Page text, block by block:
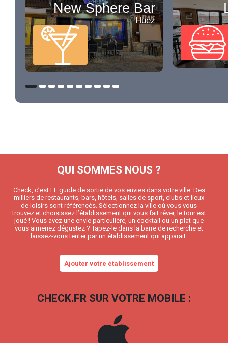
New Sphere Bar
Huez
QUI SOMMES NOUS ?
Check, c’est LE guide de sortie de vos envies dans votre ville. Des
milliers de restaurants, bars, hôtels, salles de sport, clubs et lieux
de loisirs sont référencés. Sélectionnez la ville où vous vous
trouvez et choisissez l’établissement qui vous fait rêver, le tour est
joué ! Vous avez une envie particulière, un cocktail ou un plat que
vous aimeriez dégustez ? Tapez-le dans la barre de recherche et
laissez-vous tenter par un établissement qui apparait.
Ajouter votre établissement
CHECK.FR SUR VOTRE MOBILE :